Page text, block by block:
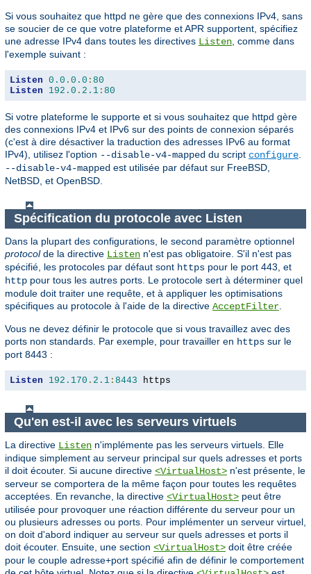
Si vous souhaitez que httpd ne gère que des connexions IPv4, sans
se soucier de ce que votre plateforme et APR supportent, spécifiez
une adresse IPv4 dans toutes les directives Listen , comme dans
l'exemple suivant :
Listen 0.0 . 0.0 : 80
Listen
192.0 . 2.1 : 80
Si votre plateforme le supporte et si vous souhaitez que httpd gère
des connexions IPv4 et IPv6 sur des points de connexion séparés
(c'est à dire désactiver la traduction des adresses IPv6 au format
IPv4), utilisez l'option --disable-v4-mapped du script configure
--disable-v4-mapped est utilisée par défaut sur FreeBSD,
NetBSD, et OpenBSD.
Spécification du protocole avec Listen
Dans la plupart des configurations, le second paramètre optionnel
protocolde la directive Listen n'est pas obligatoire. S'il n'est pas
spécifié, les protocoles par défaut sont https pour le port 443, et
http pour tous les autres ports. Le protocole sert à déterminer quel
module doit traiter une requête, et à appliquer les optimisations
spécifiques au protocole à l'aide de la directive AcceptFilter
Vous ne devez définir le protocole que si vous travaillez avec des
ports non standards. Par exemple, pour travailler en https sur le
port 8443 :
Listen 192.170 . 2.1 : 8443 https
Qu'en est-il avec les serveurs virtuels
La directive Listen n'implémente pas les serveurs virtuels. Elle
indique simplement au serveur principal sur quels adresses et ports
il doit écouter. Si aucune directive <VirtualHost> n'est présente, le
serveur se comportera de la même façon pour toutes les requêtes
acceptées. En revanche, la directive <VirtualHost> peut être
utilisée pour provoquer une réaction différente du serveur pour un
ou plusieurs adresses ou ports. Pour implémenter un serveur virtuel,
on doit d'abord indiquer au serveur sur quels adresses et ports il
doit écouter. Ensuite, une section <VirtualHost> doit être créée
pour le couple adresse+port spécifié afin de définir le comportement